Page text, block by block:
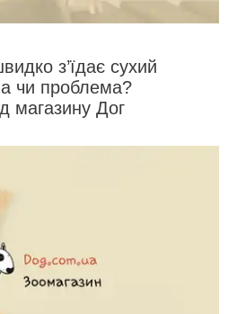
з’їдає сухий
чи проблема?
магазину Дог